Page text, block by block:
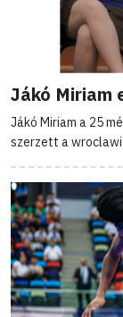
Jákó Miriam
Jákó Miriam a 25
szerzett a